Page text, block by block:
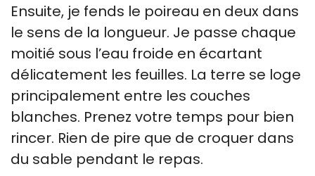
Ensuite, je fends le poireau en deux dans
le sens de la longueur. Je passe chaque
moitié sous l’eau froide en écartant
délicatement les feuilles. La terre se loge
principalement entre les couches
blanches. Prenez votre temps pour bien
rincer. Rien de pire que de croquer dans
du sable pendant le repas.